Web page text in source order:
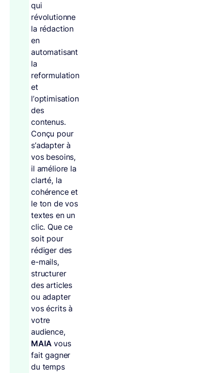
qui
révolutionne
la rédaction
en
automatisant
la
reformulation
et
l’optimisation
des
contenus.
Conçu pour
s’adapter à
vos besoins,
il améliore la
clarté, la
cohérence et
le ton de vos
textes en un
clic. Que ce
soit pour
rédiger des
e-mails,
structurer
des articles
ou adapter
vos écrits à
votre
audience,
MAIA vous
fait gagner
du temps